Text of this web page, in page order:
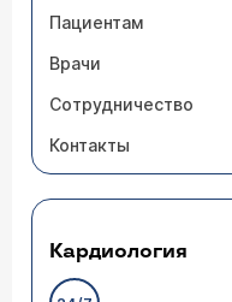
Пациентам
Врачи
Сотрудничество
Контакты
Кардиология